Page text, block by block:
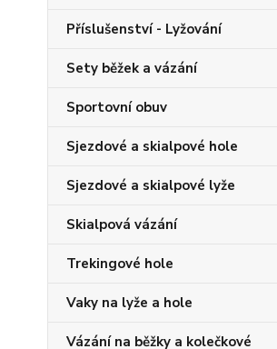
Příslušenství - Lyžování
Sety běžek a vázání
Sportovní obuv
Sjezdové a skialpové hole
Sjezdové a skialpové lyže
Skialpová vázání
Trekingové hole
Vaky na lyže a hole
Vázání na běžky a kolečkové